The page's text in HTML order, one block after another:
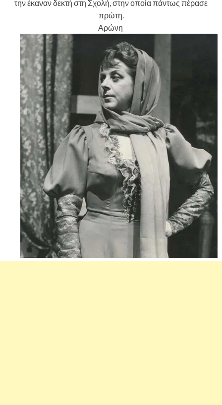
την έκαναν δεκτή στη Σχολή, στην οποία πάντως πέρασε
πρώτη.
Αρώνη